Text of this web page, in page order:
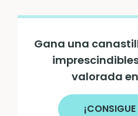
Gana una
valorada